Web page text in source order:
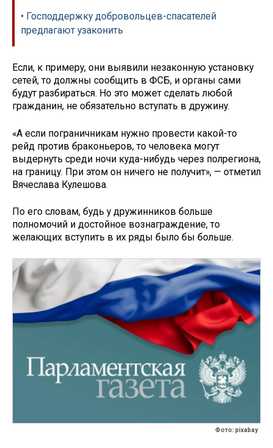
• Господдержку добровольцев-спасателей
предлагают узаконить
Если, к примеру, они выявили незаконную установку
сетей, то должны сообщить в ФСБ, и органы сами
будут разбираться. Но это может сделать любой
гражданин, не обязательно вступать в дружину.
«А если пограничникам нужно провести какой-то
рейд против браконьеров, то человека могут
выдернуть среди ночи куда-нибудь через полрегиона,
на границу. При этом он ничего не получит», — отметил
Вячеслава Кулешова.
По его словам, будь у дружинников больше
полномочий и достойное вознаграждение, то
желающих вступить в их ряды было бы больше.
Фото: pixabay